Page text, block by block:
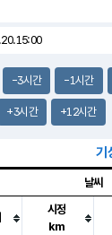
3.8m/s
-3시간 -1시간
+3시간 +12시간
기
날씨
시정
km